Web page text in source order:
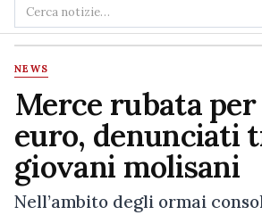
Cerca
nel
sito
NEWS
Merce rubata
euro, denunciati
giovani molisani
Nell’ambito degli ormai